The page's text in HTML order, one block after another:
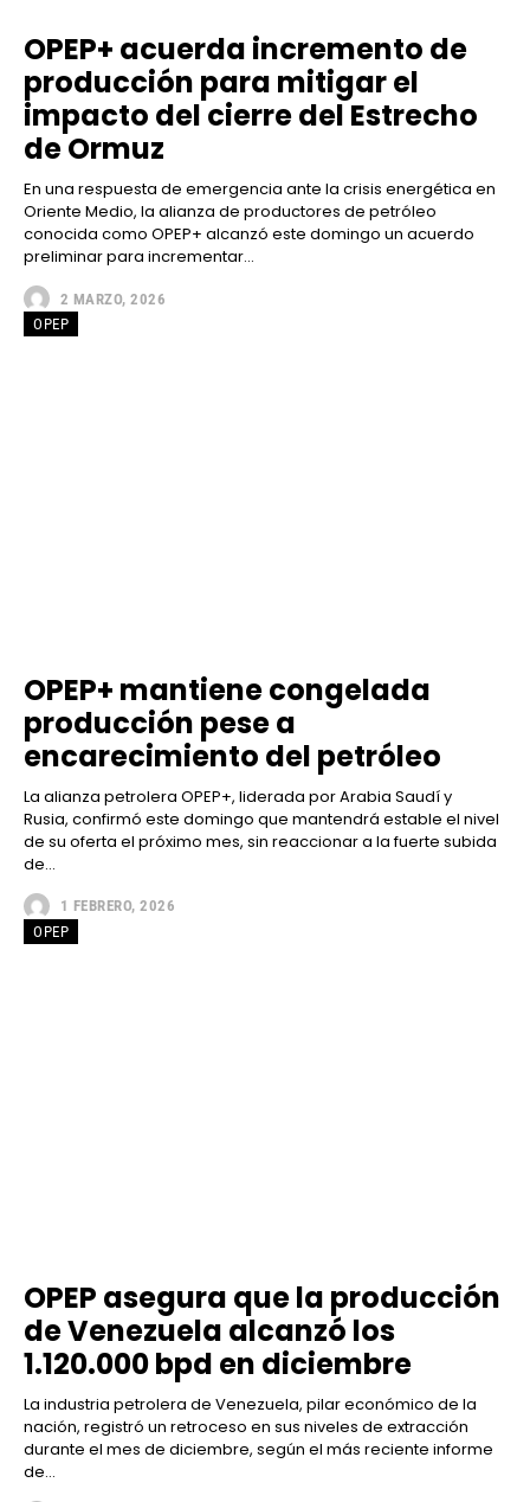
OPEP+ acuerda incremento de
producción para mitigar el
impacto del cierre del Estrecho
de Ormuz
En una respuesta de emergencia ante la crisis energética en
Oriente Medio, la alianza de productores de petróleo
conocida como OPEP+ alcanzó este domingo un acuerdo
preliminar para incrementar...
2 MARZO, 2026
OPEP
OPEP+ mantiene congelada
producción pese a
encarecimiento del petróleo
La alianza petrolera OPEP+, liderada por Arabia Saudí y
Rusia, confirmó este domingo que mantendrá estable el nivel
de su oferta el próximo mes, sin reaccionar a la fuerte subida
de...
1 FEBRERO, 2026
OPEP
OPEP asegura que la producción
de Venezuela alcanzó los
1.120.000 bpd en diciembre
La industria petrolera de Venezuela, pilar económico de la
nación, registró un retroceso en sus niveles de extracción
durante el mes de diciembre, según el más reciente informe
de...